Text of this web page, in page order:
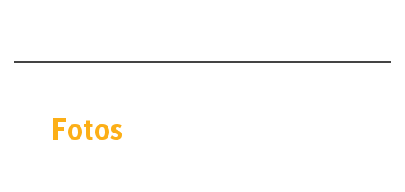
Fotos